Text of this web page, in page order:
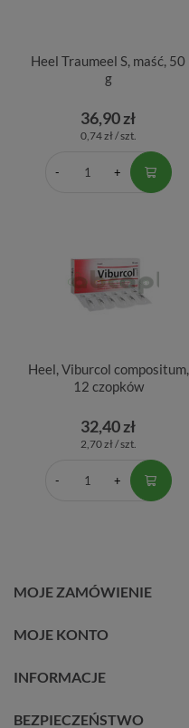
Heel Traumeel S, maść, 50
g
36,90 zł
0,74 zł / szt.
Heel, Viburcol compositum,
12 czopków
32,40 zł
2,70 zł / szt.
MOJE ZAMÓWIENIE
MOJE KONTO
INFORMACJE
BEZPIECZEŃSTWO